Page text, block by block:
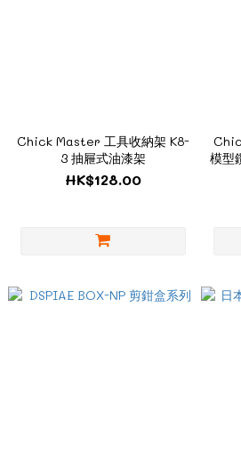
Chick Master 工具收納架 K8-
3 抽屜式油漆架
HK$128.00
模型